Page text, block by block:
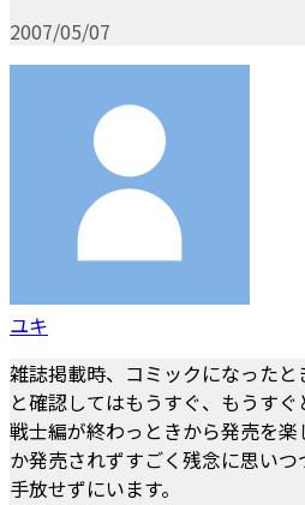
2007/05/07
ユキ
雑誌掲載時、コミックになった
と確認してはもうすぐ、もうすぐ
戦士編が終わっときから発売を
か発売されずすごく残念に思い
手放せずにいます。